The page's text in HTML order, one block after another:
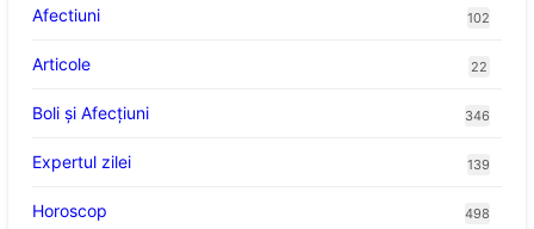
Afectiuni
102
Articole 22
Boli și Afecțiuni 346
Expertul zilei 139
Horoscop 498